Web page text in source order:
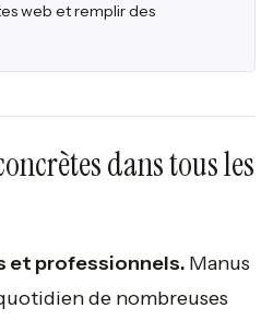
web et remplir des
dans tous les
et professionnels. Manus
de nombreuses